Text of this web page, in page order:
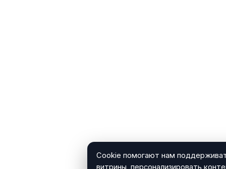
Cookie помогают нам
витрины, персонализировать